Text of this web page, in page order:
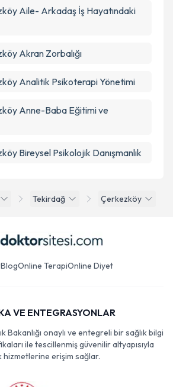
Tekirdağ Çerkezköy
Aile- Arkadaş İş Hayatındaki
Akran Zorbalığı
Analitik Psikoterapi Yönetimi
Anne-Baba Eğitimi ve
Bireysel Psikolojik Danışmanlık
BlogOnline TerapiOnline Diyet
VE ENTEGRASYONLAR
Bakanlığı onaylı ve entegreli bir sağlık bilgi
ile tescillenmiş güvenilir altyapısıyla
hizmetlerine erişim sağlar.